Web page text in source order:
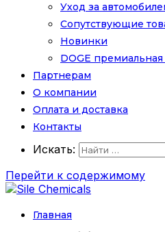
Уход за
Сопутствующие
Новинки
DOGE
Партнерам
О компании
Оплата и доставка
Контакты
Искать:
Перейти к содержимому
Главная